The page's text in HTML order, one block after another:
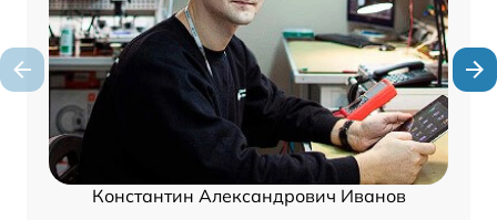
Константин Александрович Иванов